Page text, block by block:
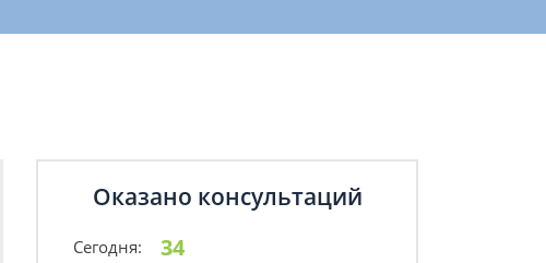
Оказано консультаций
Сегодня: 34